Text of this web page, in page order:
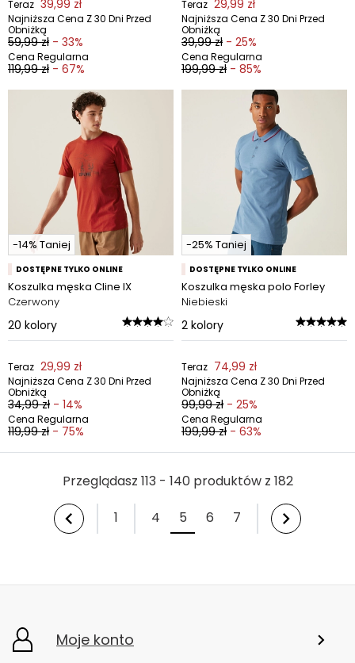
Teraz 39,99 zł
Najniższa Cena Z 30 Dni Przed
Obniżką
59,99 zł - 33%
Cena Regularna
119,99 zł - 67%
Teraz 29,99 zł
Najniższa Cena Z 30 Dni Przed
Obniżką
39,99 zł - 25%
Cena Regularna
199,99 zł - 85%
-14% Taniej
DOSTĘPNE TYLKO ONLINE
Koszulka męska Cline IX
Czerwony
20 kolory
Teraz 29,99 zł
Najniższa Cena Z 30 Dni Przed
Obniżką
34,99 zł - 14%
Cena Regularna
119,99 zł - 75%
-25% Taniej
DOSTĘPNE TYLKO ONLINE
Koszulka męska polo Forley
Niebieski
2 kolory
Teraz 74,99 zł
Najniższa Cena Z 30 Dni Przed
Obniżką
99,99 zł - 25%
Cena Regularna
199,99 zł - 63%
Przeglądasz 113 - 140 produktów z 182
1
4 5 6 7
Moje konto